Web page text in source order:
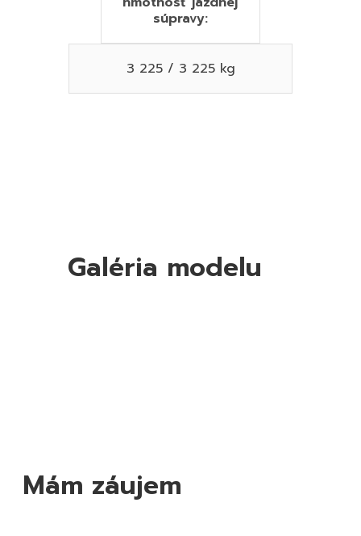
súpravy:
3 225 / 3 225 kg
Galéria modelu
Mám záujem